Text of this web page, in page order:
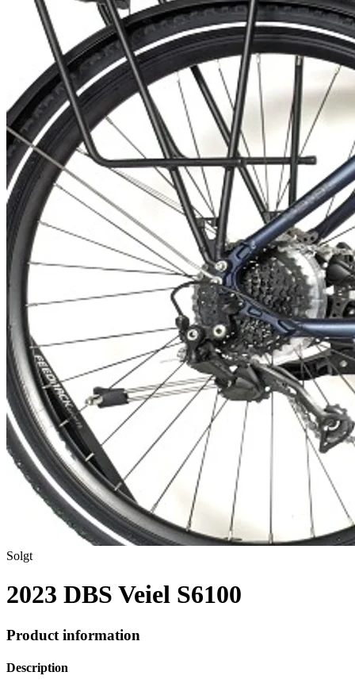
Solgt
2023 DBS Veiel S6100
Product information
Description